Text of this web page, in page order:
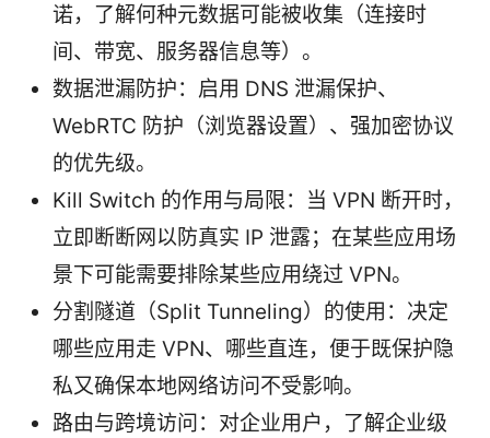
诺，了解何种元数据可能被收集（连接时
间、带宽、服务器信息等）。
数据泄漏防护：启用 DNS 泄漏保护、
WebRTC 防护（浏览器设置）、强加密协议
的优先级。
Kill Switch 的作用与局限：当 VPN 断开时，
立即断断网以防真实 IP 泄露；在某些应用场
景下可能需要排除某些应用绕过 VPN。
分割隧道（Split Tunneling）的使用：决定
哪些应用走 VPN、哪些直连，便于既保护隐
私又确保本地网络访问不受影响。
路由与跨境访问：对企业用户，了解企业级